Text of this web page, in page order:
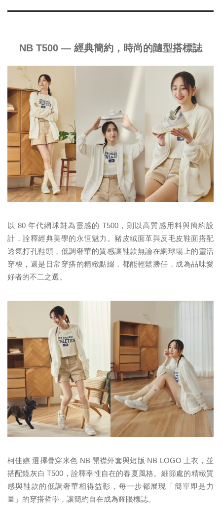
NB T500 — 經典簡約，時尚的隨型搭標誌
以 80 年代網球鞋為靈感的 T500，則以高質感用料與簡約設
計，詮釋經典美學的永恒魅力。豬皮絨面革與反毛皮鞋面搭配
透氣打孔鞋頭，低調奢華的質感讓鞋款無論在網球場上的靈活
穿梭，還是日常穿搭的精緻點綴，都能輕鬆勝任，成為品味愛
好者的不二之選。
柯佳嬿 選擇疊穿米色 NB 開襟外套與短版 NB LOGO 上衣，並
搭配鏡灰白 T500，詮釋率性自在的春夏風格。細節處的精緻質
感與鞋款的低調奢華相得益彰，每一步都展現「簡單即是力
量」的穿搭哲學，讓簡約自在成為耀眼標誌。